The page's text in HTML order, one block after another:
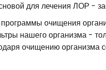
для лечения ЛОР -
очищения
нашего организма -
очищению организма